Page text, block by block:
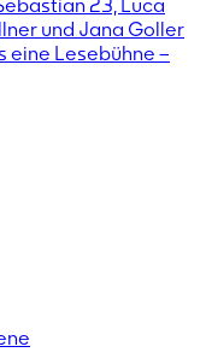
und Jana Goller
Lesebühne –